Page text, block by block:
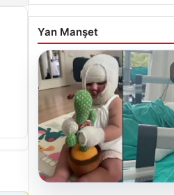
Yan Manşet